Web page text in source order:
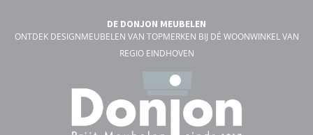
DE DONJON MEUBELEN
ONTDEK DESIGNMEUBELEN VAN TOPMERKEN BIJ DÉ WOONWINKEL VAN
REGIO EINDHOVEN